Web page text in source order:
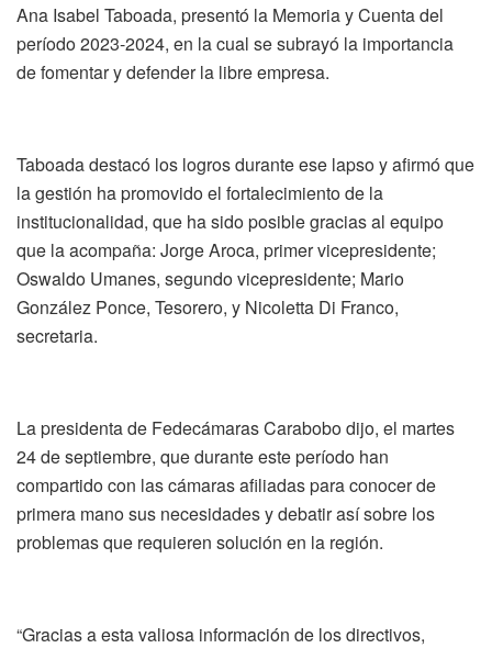
Ana Isabel Taboada, presentó la Memoria y Cuenta del
período 2023-2024, en la cual se subrayó la importancia
de fomentar y defender la libre empresa.
Taboada destacó los logros durante ese lapso y afirmó que
la gestión ha promovido el fortalecimiento de la
institucionalidad, que ha sido posible gracias al equipo
que la acompaña: Jorge Aroca, primer vicepresidente;
Oswaldo Umanes, segundo vicepresidente; Mario
González Ponce, Tesorero, y Nicoletta Di Franco,
secretaria.
La presidenta de Fedecámaras Carabobo dijo, el martes
24 de septiembre, que durante este período han
compartido con las cámaras afiliadas para conocer de
primera mano sus necesidades y debatir así sobre los
problemas que requieren solución en la región.
“Gracias a esta valiosa información de los directivos,